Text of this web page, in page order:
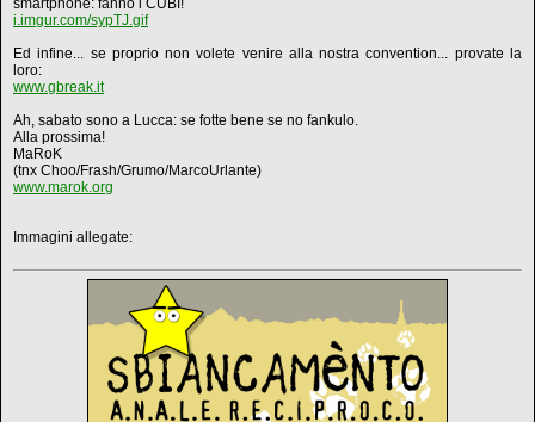
smartphone: fanno i CUBI!
i.imgur.com/sypTJ.gif
Ed infine... se proprio non volete venire alla nostra convention... provate la
loro:
www.gbreak.it
Ah, sabato sono a Lucca: se fotte bene se no fankulo.
Alla prossima!
MaRoK
(tnx Choo/Frash/Grumo/MarcoUrlante)
www.marok.org
Immagini allegate: